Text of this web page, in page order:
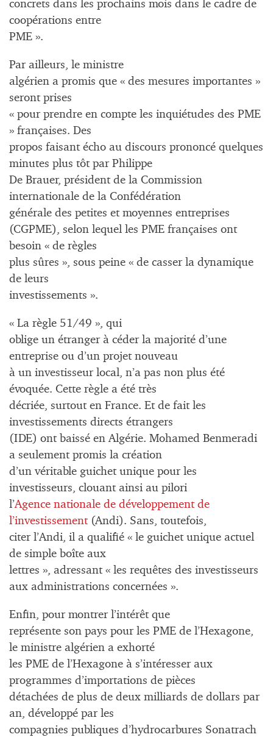
concrets dans les prochains mois dans le cadre de
coopérations entre
PME ».
Par ailleurs, le ministre
algérien a promis que « des mesures importantes »
seront prises
« pour prendre en compte les inquiétudes des PME
» françaises. Des
propos faisant écho au discours prononcé quelques
minutes plus tôt par Philippe
De Brauer, président de la Commission
internationale de la Confédération
générale des petites et moyennes entreprises
(CGPME), selon lequel les PME françaises ont
besoin « de règles
plus sûres », sous peine « de casser la dynamique
de leurs
investissements ».
« La règle 51/49 », qui
oblige un étranger à céder la majorité d’une
entreprise ou d’un projet nouveau
à un investisseur local, n’a pas non plus été
évoquée. Cette règle a été très
décriée, surtout en France. Et de fait les
investissements directs étrangers
(IDE) ont baissé en Algérie. Mohamed Benmeradi
a seulement promis la création
d’un véritable guichet unique pour les
investisseurs, clouant ainsi au pilori
l’Agence nationale de développement de
l’investissement(Andi). Sans, toutefois,
citer l’Andi, il a qualifié « le guichet unique actuel
de simple boîte aux
lettres », adressant « les requêtes des investisseurs
aux administrations concernées ».
Enfin, pour montrer l’intérêt que
représente son pays pour les PME de l’Hexagone,
le ministre algérien a exhorté
les PME de l’Hexagone à s’intéresser aux
programmes d’importations de pièces
détachées de plus de deux milliards de dollars par
an, développé par les
compagnies publiques d’hydrocarbures Sonatrach